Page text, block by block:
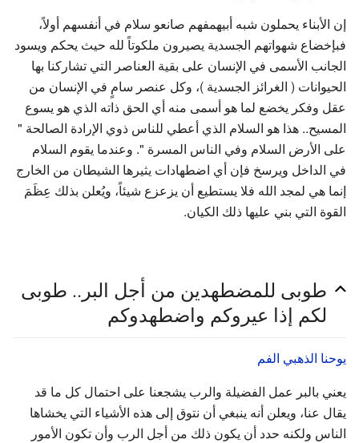
إن الأبناء يحملون شبه أبيهمفهم صانعو سلام في أنفسهم أولاً،
فبإخضاع شهواتهم الجسدية يصيرون ملكوتاً لله حيث يحكم ويسود
الجانب الأسمى في الإنسان على بقية العناصر التي تشاركنا بها
الحيوانات ( الغرائز الجسدية )، وكل عنصر سامٍ في الإنسان من
عقل وفكر يخضع لما هو أسمى منه أي الحق ذاته الذي هو يسوع
المسيح.. هذا هو السلام الذي أعطي للناس ذوي الإرادة الصالحة "
على الأرض السلام وفي الناس المسرة ". وعندما يقوم السلام
في الداخل ويرسخ فإن أي اضطهادات يثيرها الشيطان من الخارج
إنما هي لمجد الله فلا يستطيع أن يزعزع شيئاً، ويُعلن بذلك عِظَمَ
القوة التي بني عليها ذلك الكيان.
طوبى للمضطهدين من أجل البر.. طوبى
لكم إذا عيروكم واضطهدوكم
يوحنا الذهبي الفم
يعني بالبر عمل الفضيلة والرب يشجعنا على احتمال كل ما قد
يقال عنا، ويعلن أنه ينبغي أن نتوق إلى هذه الأشياء التي يخشاها
الناس ولكنه حدد أن يكون ذلك من أجل الرب وأن تكون الأمور